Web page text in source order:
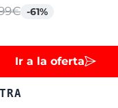
-61%
Ir a la oferta